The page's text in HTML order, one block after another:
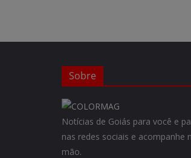
Sobre
Notícias de Goiás para você e
nas redes sociais e acompanhe
mão.